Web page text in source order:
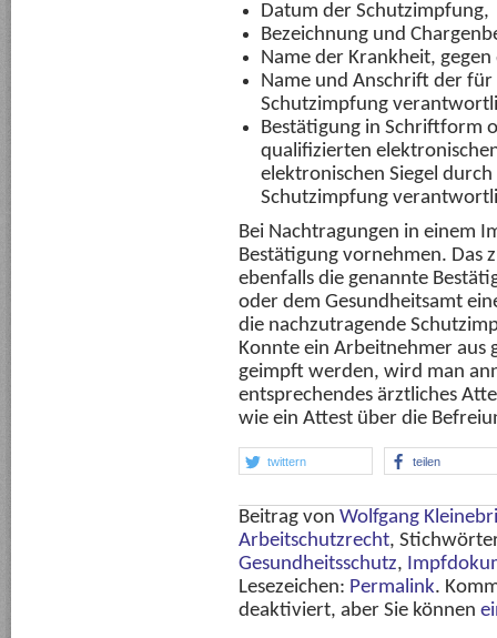
Datum der Schutzimpfung,
Bezeichnung und
Name der Krankheit,
Name und Anschrift der
Schutzimpfung
Bestätigung in Schriftform
qualifizierten
elektronischen Siegel
Schutzimpfung
Bei Nachtragungen in einem
Bestätigung vornehmen. Das
ebenfalls die genannte
oder dem Gesundheitsamt
die nachzutragende
Konnte ein Arbeitnehmer aus
geimpft werden, wird man
entsprechendes ärztliches
wie ein Attest über die
twittern teilen
Beitrag von Wolfgang
Arbeitschutzrecht,
Gesundheitsschutz,
Lesezeichen: Permalink.
deaktiviert, aber Sie können